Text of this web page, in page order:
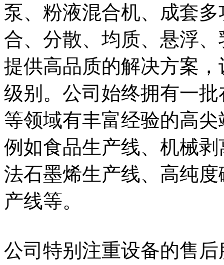
泵、粉液混合机、成套
合、分散、均质、悬浮
提供高品质的解决方案
级别。公司始终拥有一
等领域有丰富经验的高
例如食品生产线、机械
法石墨烯生产线、高纯
产线等。
公司特别注重设备的售